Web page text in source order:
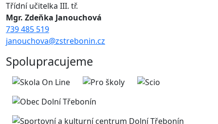
Třídní učitelka III. tř.
Mgr. Zdeňka Janouchová
739 485 519
janouchova@zstrebonin.cz
Spolupracujeme